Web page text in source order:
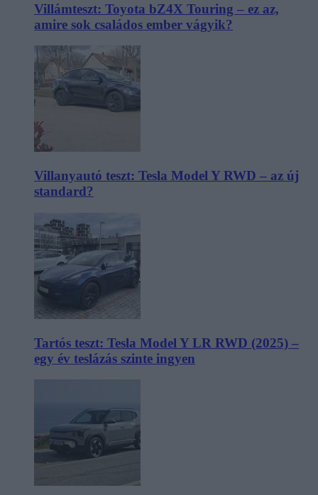
Villámteszt: Toyota bZ4X Touring – ez az,
amire sok családos ember vágyik?
Villanyautó teszt: Tesla Model Y RWD – az új
standard?
Tartós teszt: Tesla Model Y LR RWD (2025) –
egy év teslázás szinte ingyen